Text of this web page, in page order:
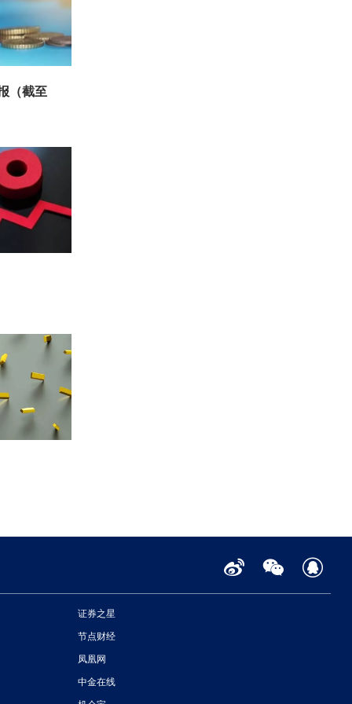
（截至
证券之星
节点财经
凤凰网
中金在线